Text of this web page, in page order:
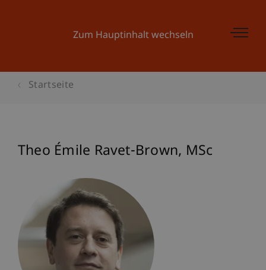
Zum Hauptinhalt wechseln
Startseite
Theo Émile Ravet-Brown MSc